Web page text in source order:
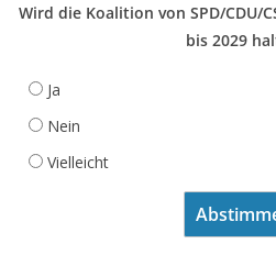
Wird die Koalition von SPD/CDU/
bis 2029
Ja
Nein
Vielleicht